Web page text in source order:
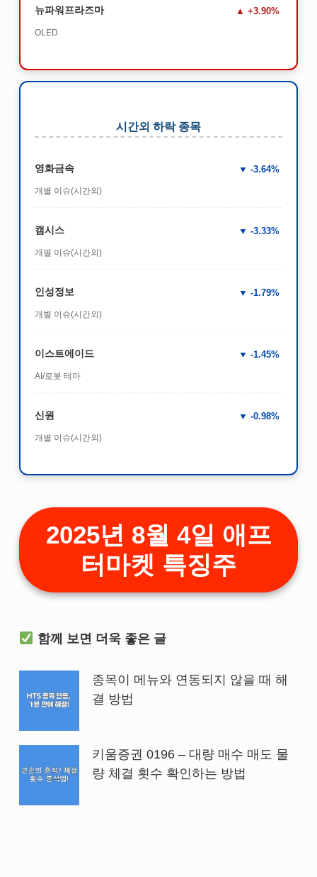
뉴파워프라즈마
OLED
+3.90%
시간외 하락 종목
영화금속
개별 이슈(시간외)
-3.64%
캠시스
개별 이슈(시간외)
-3.33%
인성정보
개별 이슈(시간외)
-1.79%
이스트에이드
AI/로봇 테마
-1.45%
신원
개별 이슈(시간외)
-0.98%
2025년 8월 4일 애프
터마켓 특징주
함께 보면 더욱 좋은 글
종목이 메뉴와 연동되지 않을 때 해
결 방법
키움증권 0196 – 대량 매수 매도 물
량 체결 횟수 확인하는 방법